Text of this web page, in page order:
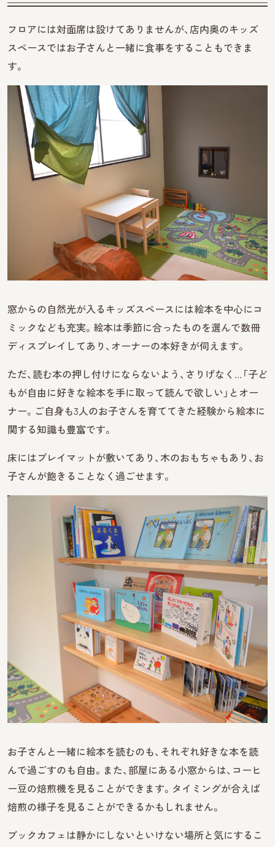
フロアには対面席は設けてありませんが、店内奥のキッズ
スペースではお子さんと一緒に食事をすることもできま
す。
窓からの自然光が入るキッズスペースには絵本を中心にコ
ミックなども充実。絵本は季節に合ったものを選んで数冊
ディスプレイしてあり、オーナーの本好きが伺えます。
ただ、読む本の押し付けにならないよう、さりげなく…「子ど
もが自由に好きな絵本を手に取って読んで欲しい」とオー
ナー。ご自身も3人のお子さんを育ててきた経験から絵本に
関する知識も豊富です。
床にはプレイマットが敷いてあり、木のおもちゃもあり、お
子さんが飽きることなく過ごせます。
お子さんと一緒に絵本を読むのも、それぞれ好きな本を読
んで過ごすのも自由。また、部屋にある小窓からは、コーヒ
ー豆の焙煎機を見ることができます。タイミングが合えば
焙煎の様子を見ることができるかもしれません。
ブックカフェは静かにしないといけない場所と気にするこ